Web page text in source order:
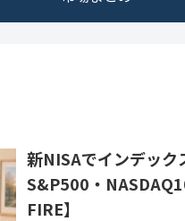
新NISAでインデック
S&P500・
FIRE】